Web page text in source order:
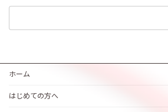
ホーム
はじめての方へ